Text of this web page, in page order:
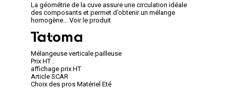
La géométrie de la cuve assure une circulation idéale
des composants et permet d’obtenir un mélange
homogène...
Voir le produit
Mélangeuse verticale pailleuse
Prix HT :
affichage prix HT
Article SCAR
Choix des pros Matériel Eté